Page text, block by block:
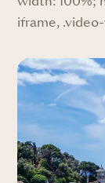
iframe,